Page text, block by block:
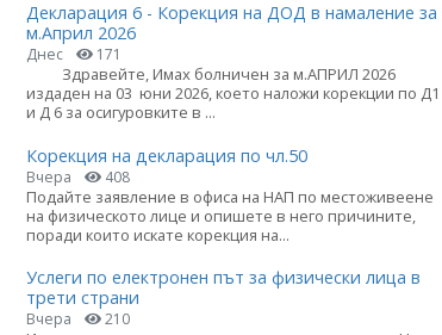
Декларация 6 - Корекция на ДОД в намаление за
м.Април 2026
Днес 171
Здравейте, Имах болничен за м.АПРИЛ 2026
издаден на 03 юни 2026, което наложи корекции по Д1
и Д 6 за осигуровките в ...
Корекция на декларация по чл.50
Вчера 408
Подайте заявление в офиса на НАП по местоживеене
на физическото лице и опишете в него причините,
поради които искате корекция на...
Услеги по електронен път за физически лица в
трети страни
Вчера 210